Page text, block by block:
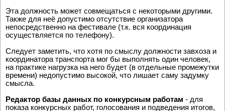
Эта должность может совмещаться с некоторыми другими.
Также для неё допустимо отсутствие организатора
непосредственно на фестивале (т.к. вся координация
Следует заметить, что хотя по смыслу должности завхоза и
координатора транспорта мог бы выполнять один человек,
на практике нагрузка на него будет (в отдельные промежутки
времени) недопустимо высокой, что лишает саму задумку